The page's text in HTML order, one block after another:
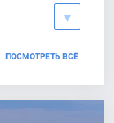
ПОСМОТРЕТЬ ВСЁ